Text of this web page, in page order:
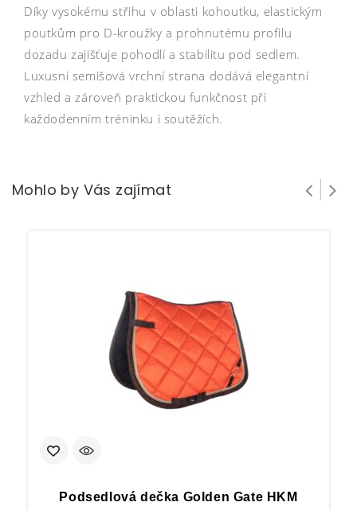
Díky vysokému střihu v oblasti kohoutku, elastickým
poutkům pro D-kroužky a prohnutému profilu
dozadu zajišťuje pohodlí a stabilitu pod sedlem.
Luxusní semišová vrchní strana dodává elegantní
vzhled a zároveň praktickou funkčnost při
každodenním tréninku i soutěžích.
Mohlo by Vás zajímat
Podsedlová dečka Golden Gate HKM